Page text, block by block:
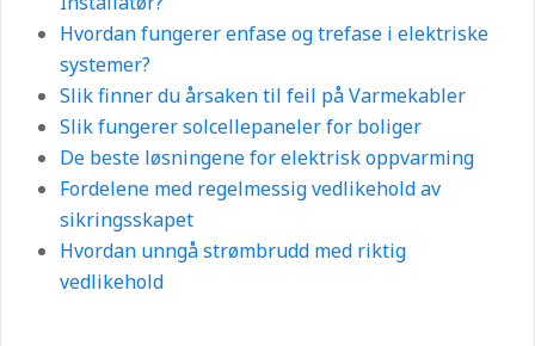
Hvordan fungerer enfase og trefase i elektriske
systemer?
Slik finner du årsaken til feil på Varmekabler
Slik fungerer solcellepaneler for boliger
De beste løsningene for elektrisk oppvarming
Fordelene med regelmessig vedlikehold av
sikringsskapet
Hvordan unngå strømbrudd med riktig
vedlikehold